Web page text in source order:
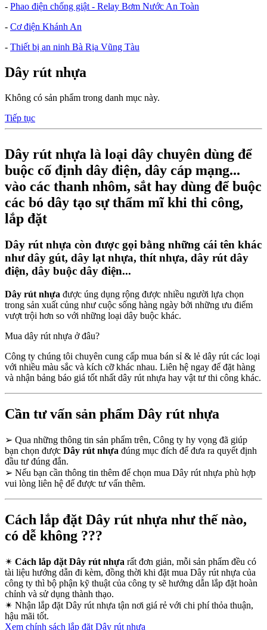
- Phao điện chống giật - Relay Bơm Nước An Toàn
- Cơ điện Khánh An
- Thiết bị an ninh Bà Rịa Vũng Tàu
Dây rút nhựa
Không có sản phẩm trong danh mục này.
Tiếp tục
Dây rút nhựa là loại dây chuyên dùng để
buộc cố định dây điện, dây cáp mạng...
vào các thanh nhôm, sắt hay dùng để buộc
các bó dây tạo sự thẩm mĩ khi thi công,
lắp đặt
Dây rút nhựa còn được gọi bằng những cái tên khác
như dây gút, dây lạt nhựa, thít nhựa, dây rút dây
điện, dây buộc dây điện...
Dây rút nhựa được úng dụng rộng được nhiều người lựa chọn
trong sản xuất củng như cuộc sống hàng ngày bởi những ưu điểm
vượt trội hơn so với những loại dây buộc khác.
Mua dây rút nhựa ở đâu?
Công ty chúng tôi chuyên cung cấp mua bán sỉ & lẻ dây rút các loại
với nhiều màu sắc và kích cỡ khác nhau. Liên hệ ngay để đặt hàng
và nhận bảng báo giá tốt nhất dây rút nhựa hay vật tư thi công khác.
Cần tư vấn sản phẩm Dây rút nhựa
➢ Qua những thông tin sản phẩm trên, Công ty hy vọng đã giúp
bạn chọn được Dây rút nhựa đúng mục đích để đưa ra quyết định
đầu tư đúng đắn.
➢ Nếu bạn cần thông tin thêm để chọn mua Dây rút nhựa phù hợp
vui lòng liên hệ để được tư vấn thêm.
Cách lắp đặt Dây rút nhựa như thế nào,
có dễ không ???
✴ Cách lắp đặt Dây rút nhựa rất đơn giản, mỗi sản phẩm đều có
tài liệu hướng dẫn đi kèm, đồng thời khi đặt mua Dây rút nhựa của
công ty thì bộ phận kỹ thuật của công ty sẽ hướng dẫn lắp đặt hoàn
chỉnh và sử dụng thành thạo.
✴ Nhận lắp đặt Dây rút nhựa tận nơi giá rẻ với chi phí thỏa thuận,
hậu mãi tốt.
Xem chính sách lắp đặt Dây rút nhựa